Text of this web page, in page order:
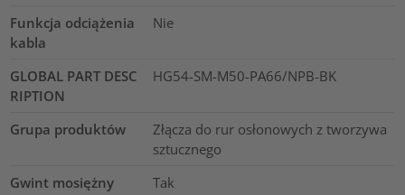
Funkcja odciążenia
kabla
Nie
GLOBAL PART DESC
RIPTION
HG54-SM-M50-PA66/NPB-BK
Grupa produktów
Złącza do rur osłonowych z tworzywa
sztucznego
Gwint mosiężny
Tak